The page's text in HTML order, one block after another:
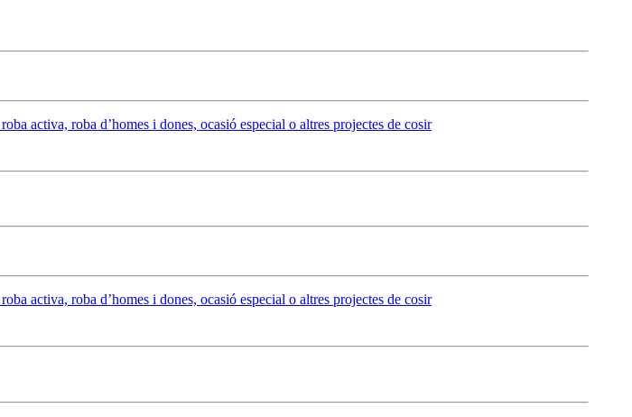
activa, roba d’homes i dones, ocasió especial o altres projectes de cosir
activa, roba d’homes i dones, ocasió especial o altres projectes de cosir